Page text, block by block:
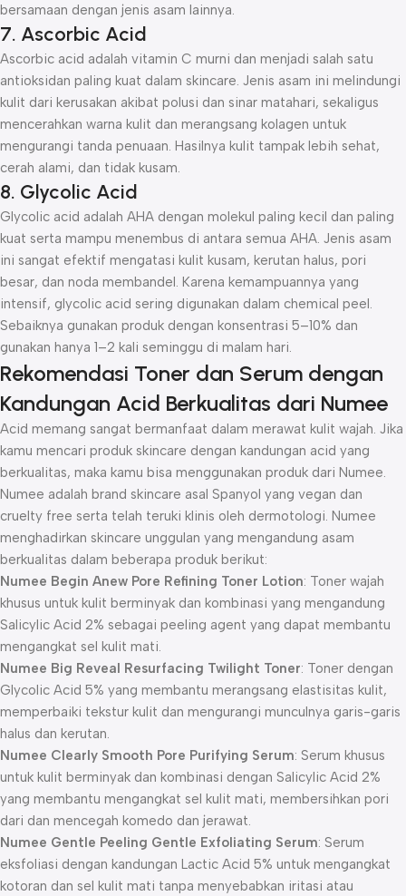
bersamaan dengan jenis asam lainnya.
7. Ascorbic Acid
Ascorbic acid adalah vitamin C murni dan menjadi salah satu
antioksidan paling kuat dalam skincare. Jenis asam ini melindungi
kulit dari kerusakan akibat polusi dan sinar matahari, sekaligus
mencerahkan warna kulit dan merangsang kolagen untuk
mengurangi tanda penuaan. Hasilnya kulit tampak lebih sehat,
cerah alami, dan tidak kusam.
8. Glycolic Acid
Glycolic acid adalah AHA dengan molekul paling kecil dan paling
kuat serta mampu menembus di antara semua AHA. Jenis asam
ini sangat efektif mengatasi kulit kusam, kerutan halus, pori
besar, dan noda membandel. Karena kemampuannya yang
intensif, glycolic acid sering digunakan dalam chemical peel.
Sebaiknya gunakan produk dengan konsentrasi 5–10% dan
gunakan hanya 1–2 kali seminggu di malam hari.
Rekomendasi Toner dan Serum dengan
Kandungan Acid Berkualitas dari Numee
Acid memang sangat bermanfaat dalam merawat kulit wajah. Jika
kamu mencari produk skincare dengan kandungan acid yang
berkualitas, maka kamu bisa menggunakan produk dari Numee.
Numee adalah brand skincare asal Spanyol yang vegan dan
cruelty free serta telah teruki klinis oleh dermotologi. Numee
menghadirkan skincare unggulan yang mengandung asam
berkualitas dalam beberapa produk berikut:
Numee Begin Anew Pore Refining Toner Lotion: Toner wajah
khusus untuk kulit berminyak dan kombinasi yang mengandung
Salicylic Acid 2% sebagai peeling agent yang dapat membantu
mengangkat sel kulit mati.
Numee Big Reveal Resurfacing Twilight Toner: Toner dengan
Glycolic Acid 5% yang membantu merangsang elastisitas kulit,
memperbaiki tekstur kulit dan mengurangi munculnya garis-garis
halus dan kerutan.
Numee Clearly Smooth Pore Purifying Serum: Serum khusus
untuk kulit berminyak dan kombinasi dengan Salicylic Acid 2%
yang membantu mengangkat sel kulit mati, membersihkan pori
dari dan mencegah komedo dan jerawat.
Numee Gentle Peeling Gentle Exfoliating Serum: Serum
eksfoliasi dengan kandungan Lactic Acid 5% untuk mengangkat
kotoran dan sel kulit mati tanpa menyebabkan iritasi atau